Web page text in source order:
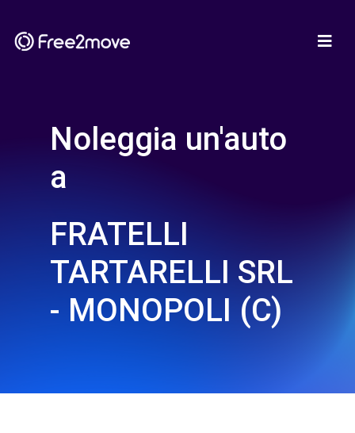
Noleggia un'auto
a
FRATELLI
TARTARELLI SRL
- MONOPOLI (C)